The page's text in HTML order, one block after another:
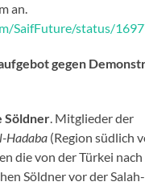
an.
SaifFuture/status/
gegen
Söldner. Mitglieder der
Hadaba (Region südlich
die von der Türkei nach
Söldner vor der